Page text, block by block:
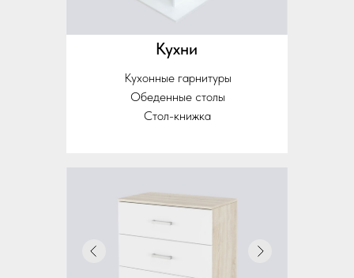
Кухни
Кухонные гарнитуры
Обеденные столы
Стол-книжка